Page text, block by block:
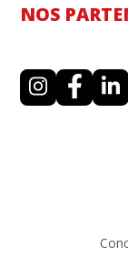
NOS
I
n
F
a
L
i